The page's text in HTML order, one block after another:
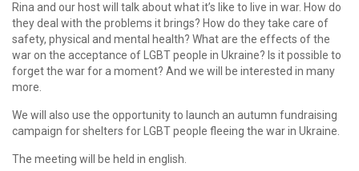
Rina and our host will talk about what it’s like to live in war. How do
they deal with the problems it brings? How do they take care of
safety, physical and mental health? What are the effects of the
war on the acceptance of LGBT people in Ukraine? Is it possible to
forget the war for a moment? And we will be interested in many
more.
We will also use the opportunity to launch an autumn fundraising
campaign for shelters for LGBT people fleeing the war in Ukraine.
The meeting will be held in english.